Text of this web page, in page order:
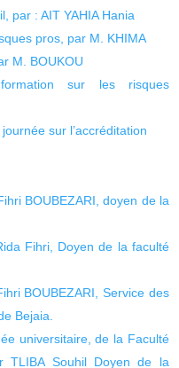
par : AIT YAHIA Hania
pros, par M. KHIMA
M. BOUKOU
sur les risques
sur l’accréditation
BOUBEZARI, doyen de la
Fihri, Doyen de la faculté
BOUBEZARI, Service des
Bejaia.
universitaire, de la Faculté
TLIBA Souhil Doyen de la